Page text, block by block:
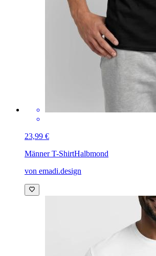
23,99 €
Männer T-ShirtHalbmond
von emadi.design